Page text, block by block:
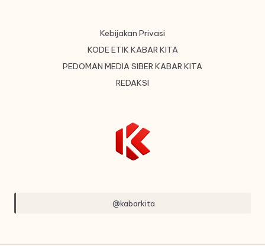
Kebijakan Privasi
KODE ETIK KABAR KITA
PEDOMAN MEDIA SIBER KABAR KITA
REDAKSI
@kabarkita